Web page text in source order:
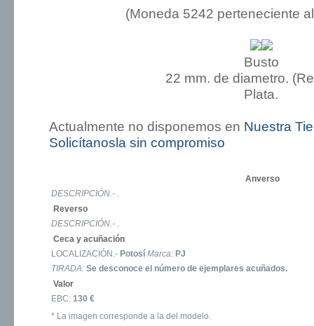
(Moneda 5242 perteneciente
Busto
22 mm. de diametro.
Plata.
Actualmente no disponemos en Nuestra
Solicítanosla sin compromiso
Anverso
DESCRIPCIÓN.- .
Reverso
DESCRIPCIÓN.- .
Ceca y acuñación
LOCALIZACIÓN.- Potosí Marca: PJ
TIRADA: Se desconoce el número de ejemplares acuñados.
Valor
EBC: 130 €
* La imagen corresponde a la del modelo.